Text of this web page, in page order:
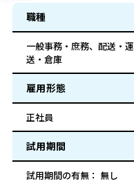
職種
一般事務・庶務、配送・運
送・倉庫
雇用形態
正社員
試用期間
試用期間の有無： 無し